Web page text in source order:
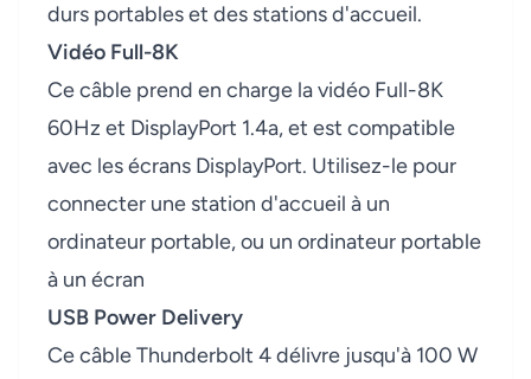
durs portables et des stations d'accueil.
Vidéo Full-8K
Ce câble prend en charge la vidéo Full-8K
60Hz et DisplayPort 1.4a, et est compatible
avec les écrans DisplayPort. Utilisez-le pour
connecter une station d'accueil à un
ordinateur portable, ou un ordinateur portable
à un écran
USB Power Delivery
Ce câble Thunderbolt 4 délivre jusqu'à 100 W